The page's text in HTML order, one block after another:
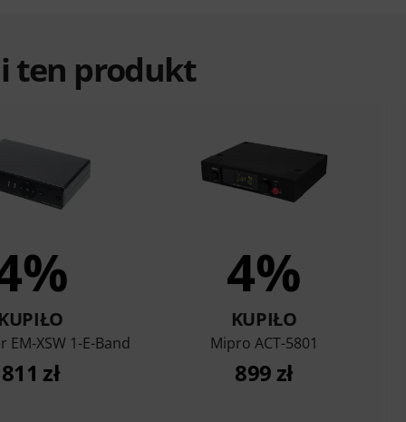
ten produkt
EM-XSW 1-E-Band
811 zł
4%
KUPIŁO
Mipro ACT-5801
899 zł